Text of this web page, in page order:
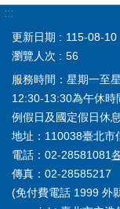
:::
更新日期
115-08-10
瀏覽人次
56
服務時間：星期一至
12:30-13:30為午休時
例假日及國定假日休息
地址：110038臺北市
電話：02-28581081
傳真：02-28585217
(免付費電話 1999 外